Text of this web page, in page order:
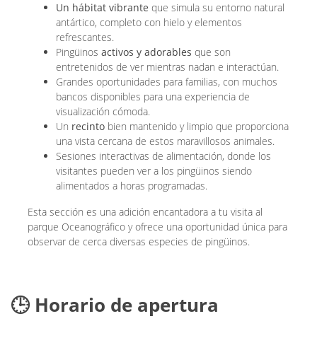
Un hábitat vibrante que simula su entorno natural
antártico, completo con hielo y elementos
refrescantes.
Pingüinos activos y adorables que son
entretenidos de ver mientras nadan e interactúan.
Grandes oportunidades para familias, con muchos
bancos disponibles para una experiencia de
visualización cómoda.
Un recinto bien mantenido y limpio que proporciona
una vista cercana de estos maravillosos animales.
Sesiones interactivas de alimentación, donde los
visitantes pueden ver a los pingüinos siendo
alimentados a horas programadas.
Esta sección es una adición encantadora a tu visita al
parque Oceanográfico y ofrece una oportunidad única para
observar de cerca diversas especies de pingüinos.
🕒 Horario de apertura